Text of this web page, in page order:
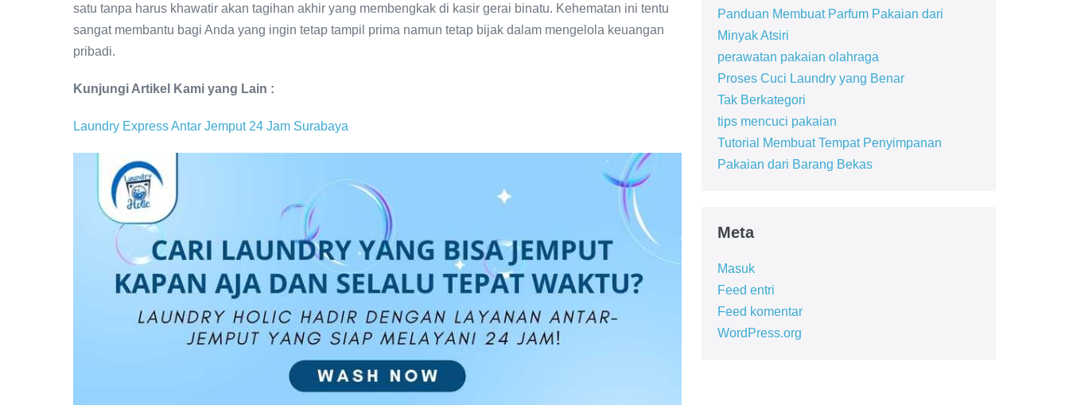
satu tanpa harus khawatir akan tagihan akhir yang membengkak di kasir gerai binatu. Kehematan ini tentu
sangat membantu bagi Anda yang ingin tetap tampil prima namun tetap bijak dalam mengelola keuangan
pribadi.
Kunjungi Artikel Kami yang Lain :
Laundry Express Antar Jemput 24 Jam Surabaya
Panduan Membuat Parfum Pakaian dari
Minyak Atsiri
perawatan pakaian olahraga
Proses Cuci Laundry yang Benar
Tak Berkategori
tips mencuci pakaian
Tutorial Membuat Tempat Penyimpanan
Pakaian dari Barang Bekas
Meta
Masuk
Feed entri
Feed komentar
WordPress.org